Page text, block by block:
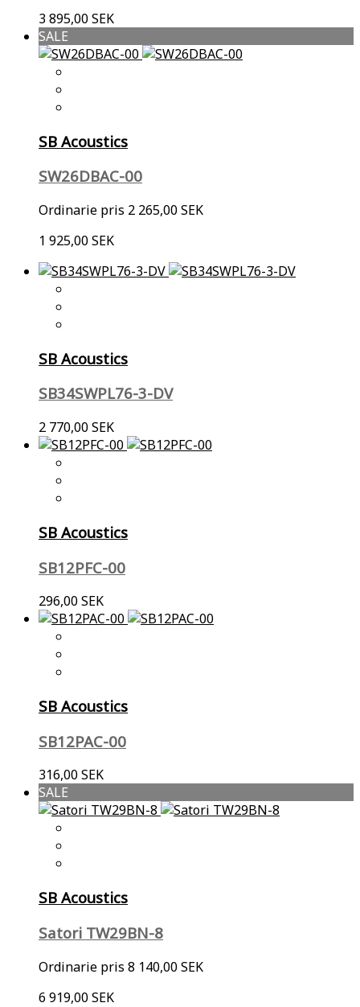
3 895,00 SEK
SALE
SB Acoustics
SW26DBAC-00
Ordinarie pris 2 265,00 SEK
1 925,00 SEK
SB Acoustics
SB34SWPL76-3-DV
2 770,00 SEK
SB Acoustics
SB12PFC-00
296,00 SEK
SB Acoustics
SB12PAC-00
316,00 SEK
SALE
SB Acoustics
Satori TW29BN-8
Ordinarie pris 8 140,00 SEK
6 919,00 SEK